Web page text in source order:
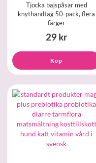
Tjocka bajspåsar med
knythandtag 50-pack, flera
färger
29 kr
Köp